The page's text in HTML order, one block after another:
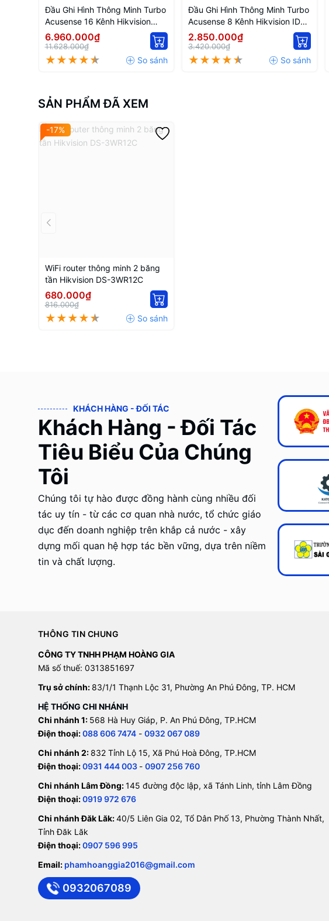
Đầu Ghi Hình Thông Minh Turbo
Acusense 16 Kênh Hikvision
IDS-7216HQHI-M1/FA
6.960.000₫
11.628.000₫
Đầu Ghi Hình Thông Minh Turbo
Acusense 8 Kênh Hikvision IDS-
7208HQHI-M1/FA
2.850.000₫
3.420.000₫
SẢN PHẨM ĐÃ XEM
-17%
WiFi router thông minh 2 băng
tần Hikvision DS-3WR12C
680.000₫
816.000₫
KHÁCH HÀNG - ĐỐI TÁC
Khách Hàng - Đối Tác
Tiêu Biểu Của Chúng
Tôi
Chúng tôi tự hào được đồng hành cùng nhiều đối
tác uy tín - từ các cơ quan nhà nước, tổ chức giáo
dục đến doanh nghiệp trên khắp cả nước - xây
dựng mối quan hệ hợp tác bền vững, dựa trên niềm
tin và chất lượng.
THÔNG TIN CHUNG
CÔNG TY TNHH PHẠM HOÀNG GIA
Mã số thuế: 0313851697
Trụ sở chính: 83/1/1 Thạnh Lộc 31, Phường An Phú Đông, TP. HCM
HỆ THỐNG CHI NHÁNH
Chi nhánh 1: 568 Hà Huy Giáp, P. An Phú Đông, TP.HCM
Điện thoại:088 606 7474- 0932 067 089
Chi nhánh 2: 832 Tỉnh Lộ 15, Xã Phú Hoà Đông, TP.HCM
Điện thoại:0931 444 003 - 0907 256 760
Chi nhánh Lâm Đồng:145 đường độc lập, xã Tánh Linh, tỉnh Lâm Đồng
Điện thoại:0919 972 676
Chi nhánh Đăk Lăk:40/5 Liên Gia 02, Tổ Dân Phố 13, Phường Thành Nhất,
Tỉnh Đăk Lăk
Điện thoại:0907 596 995
Email: phamhoanggia2016@gmail.com
0932067089